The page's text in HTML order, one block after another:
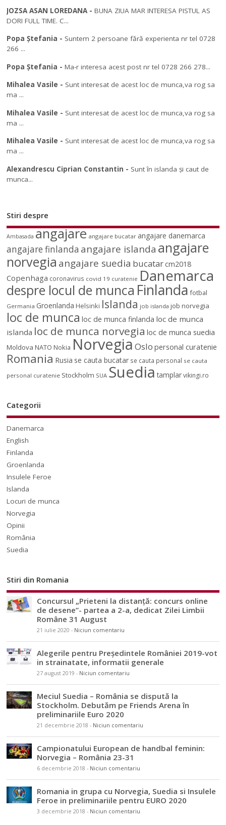
JOZSA ASAN LOREDANA-BUNA ZIUA MAR INTERESA PISTUL AS
DORI FULL TIME. C...
Popa Ștefania - Suntem 2 persoane fără experienta nr tel 0728
266 ...
Popa Ștefania -Ma-r interesa acest post nr tel 0728 266 278...
Mihalea Vasile - Sunt interesat de acest loc de munca,va rog sa
ma ...
Mihalea Vasile - Sunt interesat de acest loc de munca,va rog sa
ma ...
Mihalea Vasile - Sunt interesat de acest loc de munca,va rog sa
ma ...
Alexandrescu Ciprian Constantin - Sunt în islanda și caut de
munca...
Stiri despre
Ambasada angajare angajare bucatar angajare danemarca
angajare finlanda angajare islanda angajare
norvegia angajare suedia bucatarcm2018
Copenhaga coronavirus covid 19 curatenie Danemarca
despre locul de munca Finlanda fotbal
Germania Groenlanda Helsinki Islanda job islanda job norvegia
loc de munca loc de munca finlanda loc de munca
islanda loc de munca norvegia loc de munca suedia
Moldova NATO Nokia NorvegiaOslo personal curatenie
Romania Rusia se cauta bucatar se cauta personal se cauta
personal curatenie Stockholm SUA Suedia tamplar vikingi.ro
Categorii
Danemarca
English
Finlanda
Groenlanda
Insulele Feroe
Islanda
Locuri de munca
Norvegia
Opinii
România
Suedia
Stiri din Romania
Concursul „Prieteni la distanță: concurs online
de desene”- partea a 2-a, dedicat Zilei Limbii
Române 31 August
21 iulie 2020 - Niciun comentariu
Alegerile pentru Președintele României 2019-vot
in strainatate, informatii generale
27 august 2019 - Niciun comentariu
Meciul Suedia – România se dispută la
Stockholm. Debutăm pe Friends Arena în
preliminariile Euro 2020
21 decembrie 2018 - Niciun comentariu
Campionatului European de handbal feminin:
Norvegia – România 23-31
6 decembrie 2018 - Niciun comentariu
Romania in grupa cu Norvegia, Suedia si Insulele
Feroe in preliminariile pentru EURO 2020
3 decembrie 2018 - Niciun comentariu